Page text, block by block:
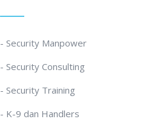
- Security Manpower
- Security Consulting
- Security Training
- K-9 dan Handlers